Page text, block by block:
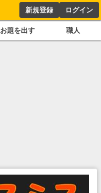
新規登録 ログイン
お題を出す 職人